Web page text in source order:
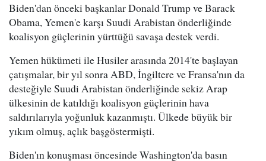
Biden'dan önceki başkanlar Donald Trump ve Barack
Obama, Yemen'e karşı Suudi Arabistan önderliğinde
koalisyon güçlerinin yürttüğü savaşa destek verdi.
Yemen hükümeti ile Husiler arasında 2014'te başlayan
çatışmalar, bir yıl sonra ABD, İngiltere ve Fransa'nın da
desteğiyle Suudi Arabistan önderliğinde sekiz Arap
ülkesinin de katıldığı koalisyon güçlerinin hava
saldırılarıyla yoğunluk kazanmıştı. Ülkede büyük bir
yıkım olmuş, açlık başgöstermişti.
Biden'ın konuşması öncesinde Washington'da basın